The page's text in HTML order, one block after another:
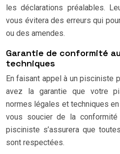
les déclarations préalables.
vous évitera des erreurs qui
ou des amendes.
Garantie de conformité
techniques
En faisant appel à un pisciniste
avez la garantie que votre
normes légales et techniques en
vous soucier de la
pisciniste s’assurera que
sont respectées.